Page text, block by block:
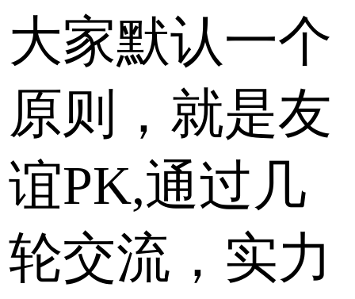
大家默认一个
原则，就是友
谊PK,通过几
轮交流，实力